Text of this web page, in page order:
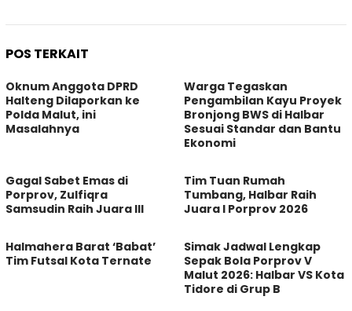
POS TERKAIT
Oknum Anggota DPRD
Halteng Dilaporkan ke
Polda Malut, ini
Masalahnya
Warga Tegaskan
Pengambilan Kayu Proyek
Bronjong BWS di Halbar
Sesuai Standar dan Bantu
Ekonomi
Gagal Sabet Emas di
Porprov, Zulfiqra
Samsudin Raih Juara III
Tim Tuan Rumah
Tumbang, Halbar Raih
Juara I Porprov 2026
Halmahera Barat ‘Babat’
Tim Futsal Kota Ternate
Simak Jadwal Lengkap
Sepak Bola Porprov V
Malut 2026: Halbar VS Kota
Tidore di Grup B